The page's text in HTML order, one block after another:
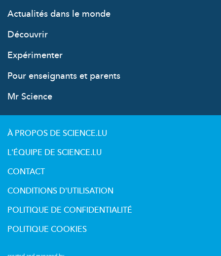
Actualités dans le monde
Découvrir
Expérimenter
Pour enseignants et parents
Mr Science
À PROPOS DE SCIENCE.LU
L'ÉQUIPE DE SCIENCE.LU
CONTACT
CONDITIONS D'UTILISATION
POLITIQUE DE CONFIDENTIALITÉ
POLITIQUE COOKIES